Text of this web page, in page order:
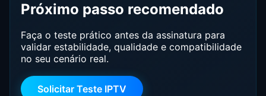
Próximo passo recomendado
Faça o teste prático antes da assinatura para
validar estabilidade, qualidade e compatibilidade
no seu cenário real.
Solicitar Teste IPTV